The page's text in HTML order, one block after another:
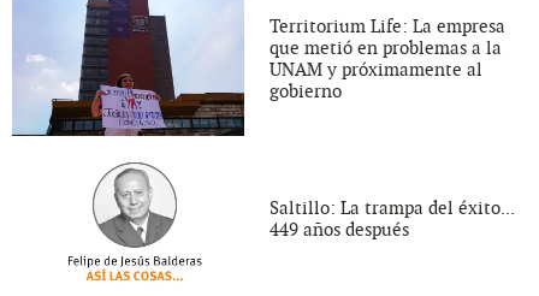
Territorium Life: La empresa
que metió en problemas a la
UNAM y próximamente al
gobierno
Saltillo: La trampa del éxito...
449 años después